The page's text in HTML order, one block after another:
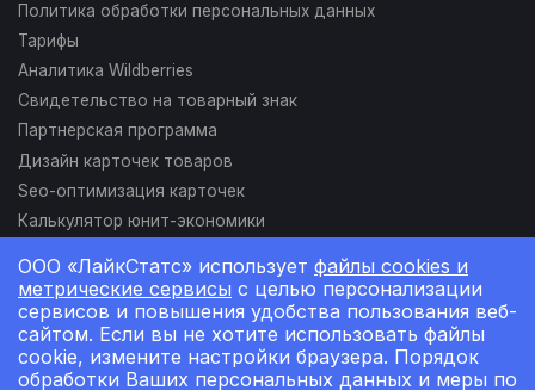
ООО «ЛайкСтатс» использует файлы cookies и
метрические сервисы с целью персонализации
сервисов и повышения удобства пользования веб-
сайтом. Если вы не хотите использовать файлы
cookie, измените настройки браузера. Порядок
обработки Ваших персональных данных и меры по
Политика обработки персональных данных
Тарифы
Аналитика Wildberries
Свидетельство на товарный знак
Партнерская программа
Дизайн карточек товаров
Seo-оптимизация карточек
Калькулятор юнит-экономики
(API продвижение)
Подключение токена
(API статистика)
hello@likestats.io